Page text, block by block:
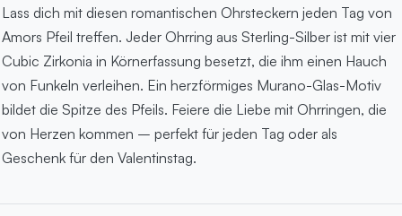
Lass dich mit diesen romantischen Ohrsteckern jeden Tag von
Amors Pfeil treffen. Jeder Ohrring aus Sterling-Silber ist mit vier
Cubic Zirkonia in Körnerfassung besetzt, die ihm einen Hauch
von Funkeln verleihen. Ein herzförmiges Murano-Glas-Motiv
bildet die Spitze des Pfeils. Feiere die Liebe mit Ohrringen, die
von Herzen kommen – perfekt für jeden Tag oder als
Geschenk für den Valentinstag.